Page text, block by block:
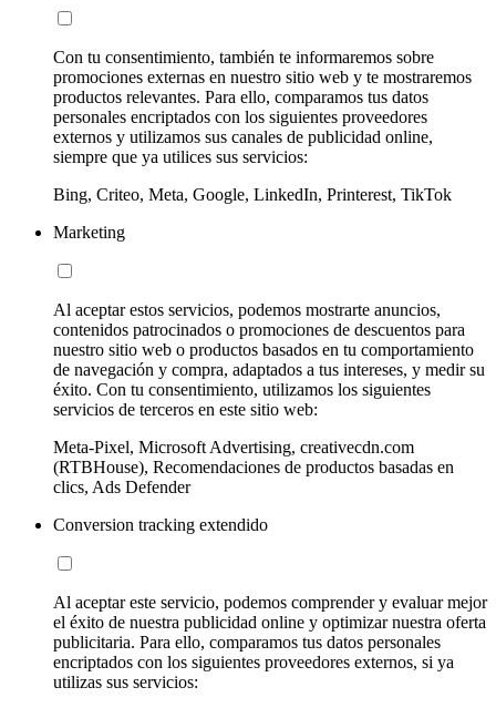
Con tu consentimiento, también te informaremos sobre
promociones externas en nuestro sitio web y te mostraremos
productos relevantes. Para ello, comparamos tus datos
personales encriptados con los siguientes proveedores
externos y utilizamos sus canales de publicidad online,
siempre que ya utilices sus servicios:
Bing, Criteo, Meta, Google, LinkedIn, Printerest, TikTok
Marketing
Al aceptar estos servicios, podemos mostrarte anuncios,
contenidos patrocinados o promociones de descuentos para
nuestro sitio web o productos basados en tu comportamiento
de navegación y compra, adaptados a tus intereses, y medir su
éxito. Con tu consentimiento, utilizamos los siguientes
servicios de terceros en este sitio web:
Meta-Pixel, Microsoft Advertising, creativecdn.com
(RTBHouse), Recomendaciones de productos basadas en
clics, Ads Defender
Conversion tracking extendido
Al aceptar este servicio, podemos comprender y evaluar mejor
el éxito de nuestra publicidad online y optimizar nuestra oferta
publicitaria. Para ello, comparamos tus datos personales
encriptados con los siguientes proveedores externos, si ya
utilizas sus servicios: